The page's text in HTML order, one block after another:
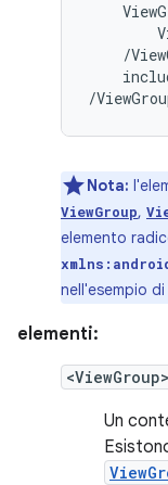
/
Nota:
ViewGroup,
elemento
nell'esempio
elementi:
<ViewGroup>
Un